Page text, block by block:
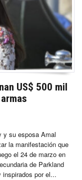
US$ 500 mil
y su esposa Amal
la manifestación que
el 24 de marzo en
de Parkland
inspirados por el...